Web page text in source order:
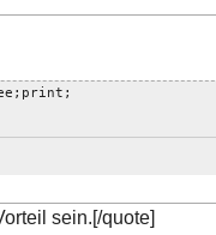
sein.[/quote]